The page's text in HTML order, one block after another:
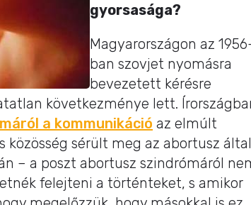
gyorsasága?
Magyarországon az
ban szovjet nyomásra
bevezetett kérésre
következménye lett.
a kommunikáció az elmúlt
közösség sérült meg az abortusz
– a poszt abortusz szindrómáról
felejteni a történteket, s amikor